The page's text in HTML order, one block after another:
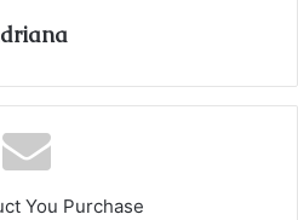
You Purchase